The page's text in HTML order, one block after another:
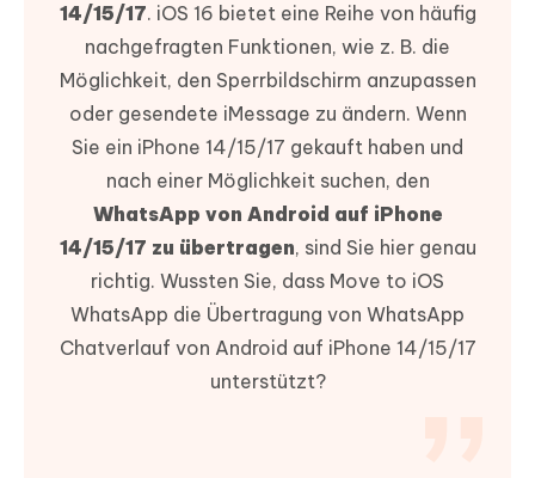
14/15/17. iOS 16 bietet eine Reihe von häufig
nachgefragten Funktionen, wie z. B. die
Möglichkeit, den Sperrbildschirm anzupassen
oder gesendete iMessage zu ändern. Wenn
Sie ein iPhone 14/15/17 gekauft haben und
nach einer Möglichkeit suchen, den
WhatsApp von Android auf iPhone
14/15/17 zu übertragen, sind Sie hier genau
richtig. Wussten Sie, dass Move to iOS
WhatsApp die Übertragung von WhatsApp
Chatverlauf von Android auf iPhone 14/15/17
unterstützt?